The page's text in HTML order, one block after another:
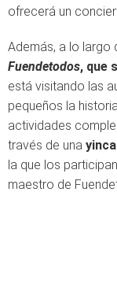
ofrecerá un
Además, a lo largo
Fuendetodos, que
está visitando las
pequeños la
actividades
través de una
la que los
maestro de